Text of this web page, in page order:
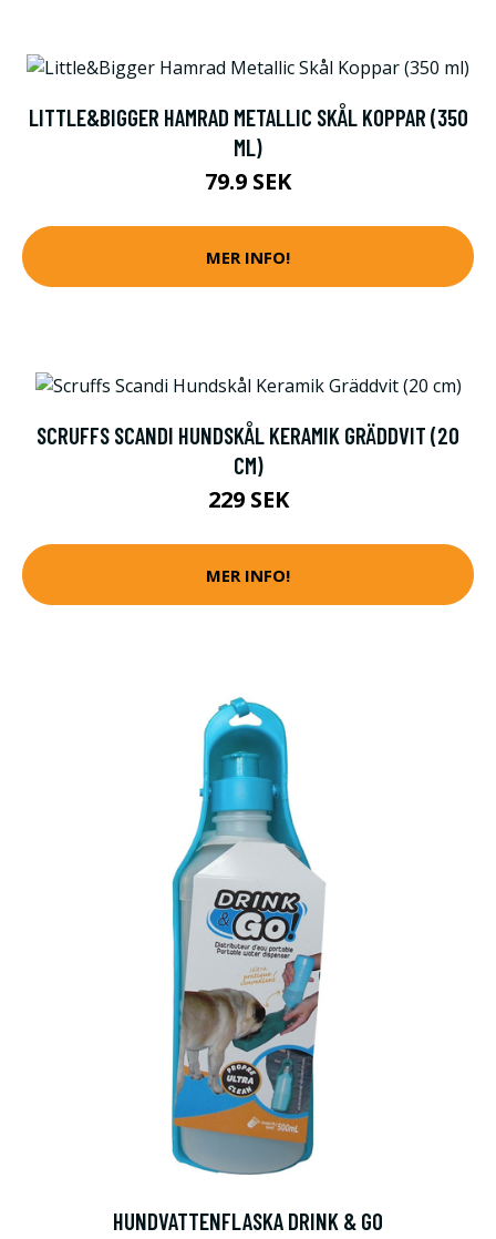
LITTLE&BIGGER HAMRAD METALLIC SKÅL KOPPAR (350
ML)
79.9 SEK
MER INFO!
SCRUFFS SCANDI HUNDSKÅL KERAMIK GRÄDDVIT (20
CM)
229 SEK
MER INFO!
HUNDVATTENFLASKA DRINK & GO